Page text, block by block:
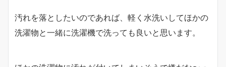
汚れを落としたいのであれば、軽く水洗いしてほかの
洗濯物と一緒に洗濯機で洗っても良いと思います。